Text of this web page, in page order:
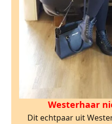
Westerhaar
Dit echtpaar uit